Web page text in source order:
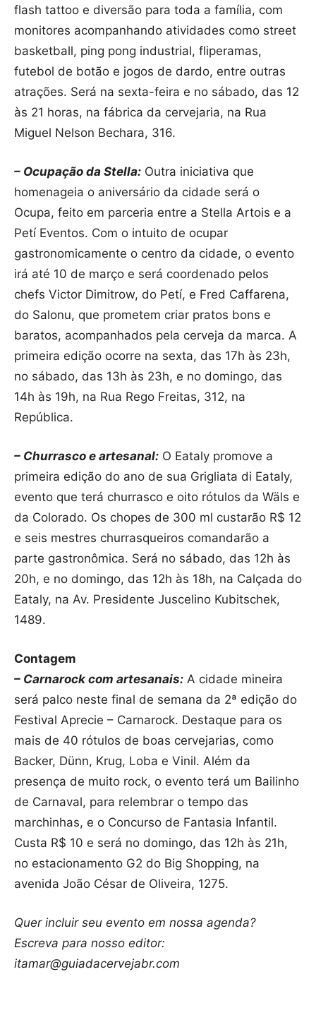
flash tattoo e diversão para toda a família, com
monitores acompanhando atividades como street
basketball, ping pong industrial, fliperamas,
futebol de botão e jogos de dardo, entre outras
atrações. Será na sexta-feira e no sábado, das 12
às 21 horas, na fábrica da cervejaria, na Rua
Miguel Nelson Bechara, 316.
– Ocupação da Stella: Outra iniciativa que
homenageia o aniversário da cidade será o
Ocupa, feito em parceria entre a Stella Artois e a
Petí Eventos. Com o intuito de ocupar
gastronomicamente o centro da cidade, o evento
irá até 10 de março e será coordenado pelos
chefs Victor Dimitrow, do Petí, e Fred Caffarena,
do Salonu, que prometem criar pratos bons e
baratos, acompanhados pela cerveja da marca. A
primeira edição ocorre na sexta, das 17h às 23h,
no sábado, das 13h às 23h, e no domingo, das
14h às 19h, na Rua Rego Freitas, 312, na
República.
– Churrasco e artesanal: O Eataly promove a
primeira edição do ano de sua Grigliata di Eataly,
evento que terá churrasco e oito rótulos da Wäls e
da Colorado. Os chopes de 300 ml custarão R$ 12
e seis mestres churrasqueiros comandarão a
parte gastronômica. Será no sábado, das 12h às
20h, e no domingo, das 12h às 18h, na Calçada do
Eataly, na Av. Presidente Juscelino Kubitschek,
1489.
Contagem
– Carnarock com artesanais: A cidade mineira
será palco neste final de semana da 2ª edição do
Festival Aprecie – Carnarock. Destaque para os
mais de 40 rótulos de boas cervejarias, como
Backer, Dünn, Krug, Loba e Vinil. Além da
presença de muito rock, o evento terá um Bailinho
de Carnaval, para relembrar o tempo das
marchinhas, e o Concurso de Fantasia Infantil.
Custa R$ 10 e será no domingo, das 12h às 21h,
no estacionamento G2 do Big Shopping, na
avenida João César de Oliveira, 1275.
Quer incluir seu evento em nossa agenda?
Escreva para nosso editor:
itamar@guiadacervejabr.com